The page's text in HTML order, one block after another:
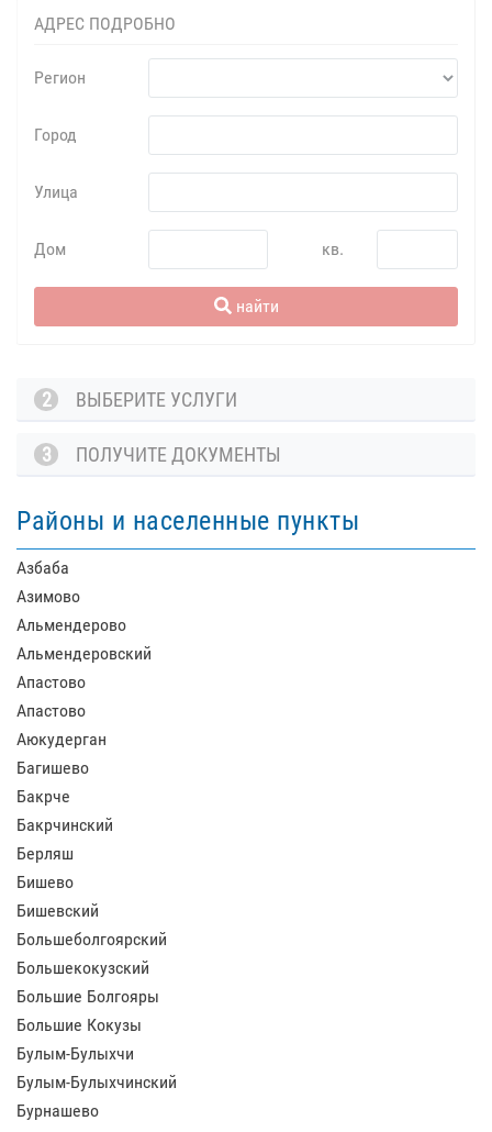
АДРЕС ПОДРОБНО
Регион
Город
Улица
Дом кв.
найти
2 ВЫБЕРИТЕ УСЛУГИ
3 ПОЛУЧИТЕ ДОКУМЕНТЫ
Районы и населенные пункты
Азбаба
Азимово
Альмендерово
Альмендеровский
Апастово
Апастово
Аюкудерган
Багишево
Бакрче
Бакрчинский
Берляш
Бишево
Бишевский
Большеболгоярский
Большекокузский
Большие Болгояры
Большие Кокузы
Булым-Булыхчи
Булым-Булыхчинский
Бурнашево